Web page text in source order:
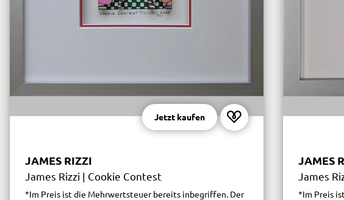
Jetzt kaufen
JAMES RIZZI
James Rizzi | Cookie Contest
*Im Preis ist die Mehrwertsteuer bereits inbegriffen. Der
JAMES
James
*Im Preis